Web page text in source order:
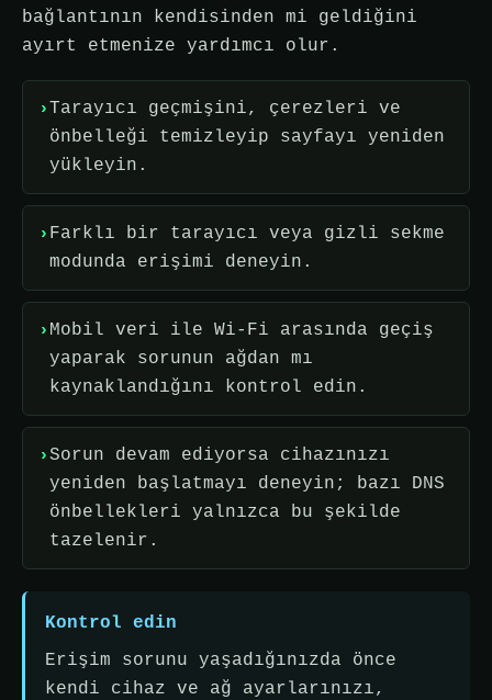
bağlantının kendisinden mi geldiğini
ayırt etmenize yardımcı olur.
Tarayıcı geçmişini, çerezleri ve
önbelleği temizleyip sayfayı yeniden
yükleyin.
Farklı bir tarayıcı veya gizli sekme
modunda erişimi deneyin.
Mobil veri ile Wi-Fi arasında geçiş
yaparak sorunun ağdan mı
kaynaklandığını kontrol edin.
Sorun devam ediyorsa cihazınızı
yeniden başlatmayı deneyin; bazı DNS
önbellekleri yalnızca bu şekilde
tazelenir.
Kontrol edin
Erişim sorunu yaşadığınızda önce
kendi cihaz ve ağ ayarlarınızı,